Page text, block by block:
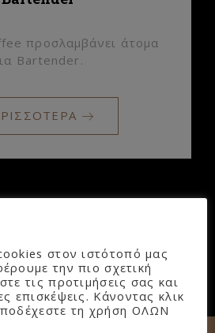
προσλαμβάνει άτομα
Bartender.
στον ιστότοπό μας
την πιο σχετική
τις προτιμήσεις σας και
επισκέψεις. Κάνοντας κλικ
τη χρήση ΟΛΩΝ